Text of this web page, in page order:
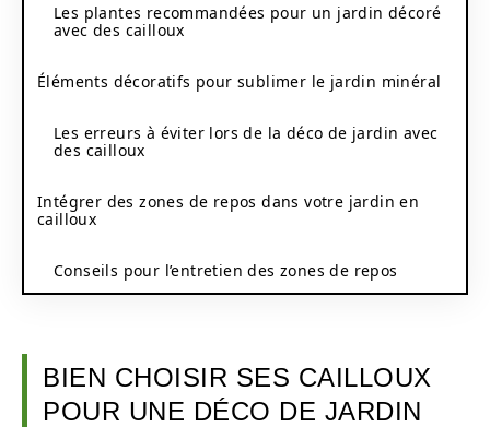
Les plantes recommandées pour un jardin décoré
avec des cailloux
Éléments décoratifs pour sublimer le jardin minéral
Les erreurs à éviter lors de la déco de jardin avec
des cailloux
Intégrer des zones de repos dans votre jardin en
cailloux
Conseils pour l’entretien des zones de repos
BIEN CHOISIR SES CAILLOUX
POUR UNE DÉCO DE JARDIN